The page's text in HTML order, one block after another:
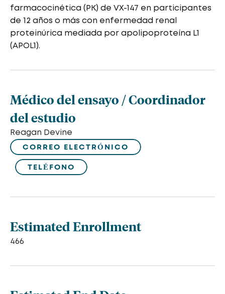
farmacocinética (PK) de VX-147 en participantes
de 12 años o más con enfermedad renal
proteinúrica mediada por apolipoproteína L1
(APOL1).
Médico del ensayo / Coordinador
del estudio
Reagan Devine
CORREO ELECTRÓNICO
TELÉFONO
Estimated Enrollment
466